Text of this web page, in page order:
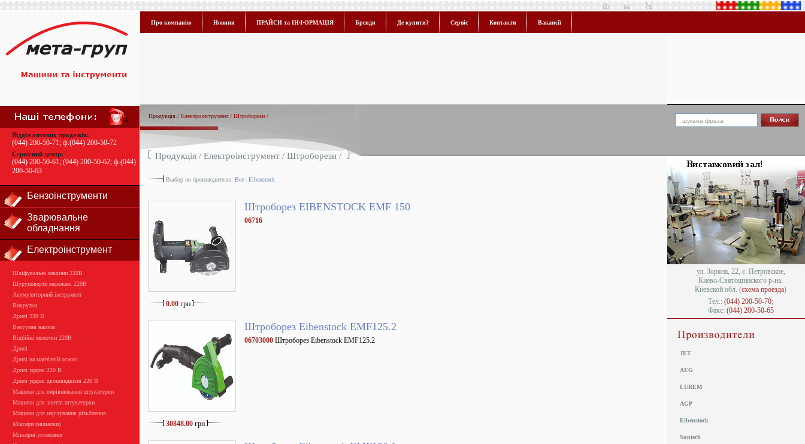
Відділ оптових продажів:
(044) 200-50-71; ф.(044) 200-50-72
Сервісний центр:
(044) 200-50-61; (044) 200-50-62; ф.(044)
200-50-63
Бензоінструменти
Зварювальне
обладнання
Електроінструмент
Шліфувальні машини 220В
Шуруповерти мережеві 220В
Акумуляторний інструмент
Викрутки
Дрилі 220 В
Вакуумні насоси
Відбійні молотки 220В
Дрилі
Дрилі на магнітній основі
Дрилі ударні 220 В
Дрилі ударні двошвидкісні 220 В
Машини для вирівнювання штукатурки
Машини для зняття штукатурки
Машини для нарізування різьблення
Міксери (мішалки)
Міксерні установки
Про компанію Новини ПРАЙСИ та ІНФОРМАЦІЯ Бренди Де купити? Сервіс Контакти Вакансії
Продукція / Електроінструмент/ Штроборези /
Продукція / Електроінструмент / Штроборези /
Выбор по производителю: Все Eibenstock
0.00 грн
Штроборез EIBENSTOCK EMF 150
06716
30848.00 грн
Штроборез Eibenstock EMF125.2
06703000 Штроборез Eibenstock EMF125.2
ул. Зоряна, 22, с. Петровское,
Киево-Святошинского р-на,
Киевской обл. (схема проезда)
Тел.: (044) 200-50-70;
Факс: (044) 200-50-65
JET
AEG
LUREM
AGP
Eibenstock
Suntech